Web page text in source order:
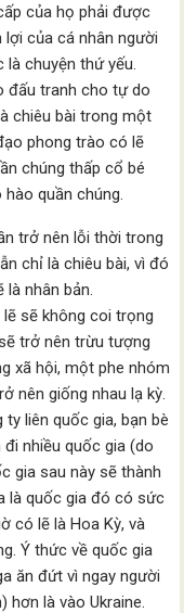
của họ phải được
lợi của cá nhân người
là chuyện thứ yếu.
đấu tranh cho tự do
chiêu bài trong một
phong trào có lẽ
chúng thấp cổ bé
quần chúng.
trở nên lỗi thời trong
chỉ là chiêu bài, vì đó
nhân bản.
sẽ không coi trọng
trở nên trừu tượng
xã hội, một phe nhóm
nên giống nhau lạ kỳ.
liên quốc gia, bạn bè
nhiều quốc gia (do
gia sau này sẽ thành
là quốc gia đó có sức
có lẽ là Hoa Kỳ, và
Ý thức về quốc gia
ăn đứt vì ngay người
hơn là vào Ukraine.